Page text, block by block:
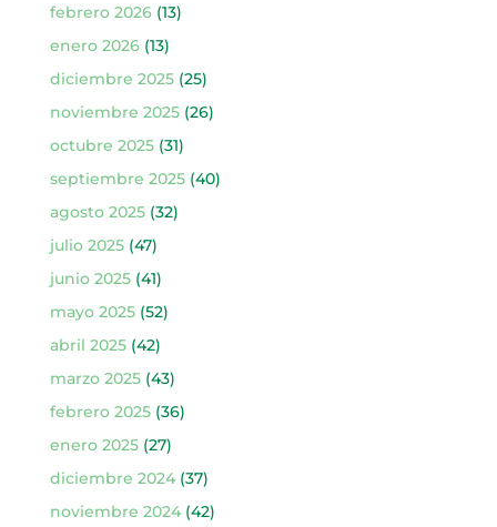
febrero 2026(13)
enero 2026(13)
diciembre 2025(25)
noviembre 2025(26)
octubre 2025(31)
septiembre 2025(40)
agosto 2025(32)
julio 2025(47)
junio 2025(41)
mayo 2025(52)
abril 2025(42)
marzo 2025(43)
febrero 2025(36)
enero 2025(27)
diciembre 2024(37)
noviembre 2024(42)